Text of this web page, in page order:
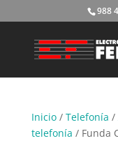
988
Inicio/ Telefonía /
telefonía / Funda